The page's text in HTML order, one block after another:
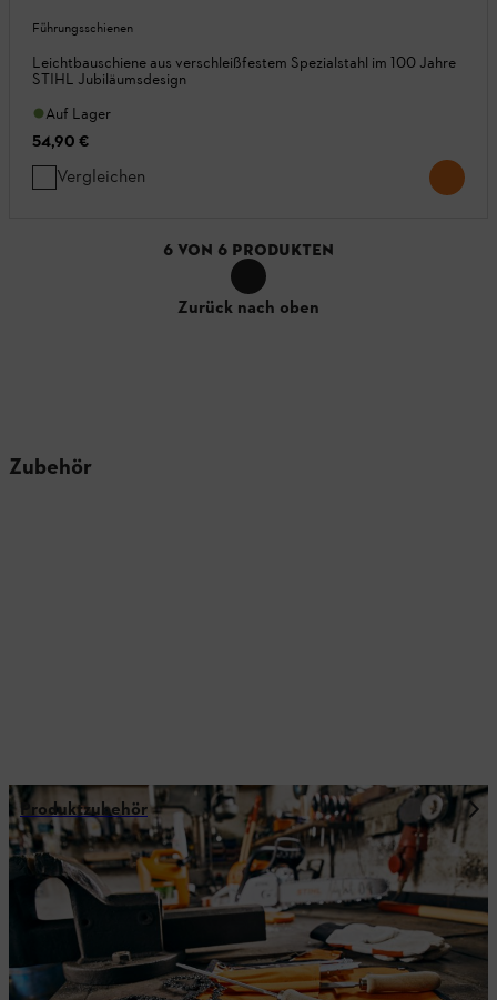
Führungsschienen
Leichtbauschiene aus verschleißfestem Spezialstahl im 100 Jahre
STIHL Jubiläumsdesign
Auf Lager
54,90 €
Vergleichen
6 VON 6 PRODUKTEN
Zurück nach oben
Zubehör
Produktzubehör